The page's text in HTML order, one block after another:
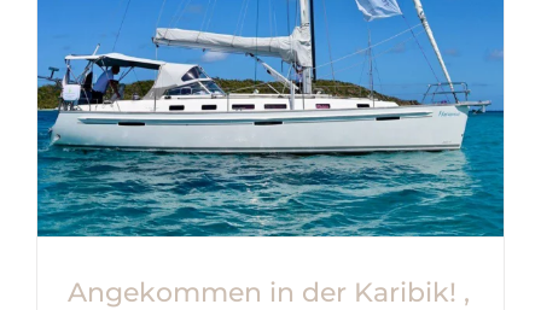
Angekommen in der Karibik! ,